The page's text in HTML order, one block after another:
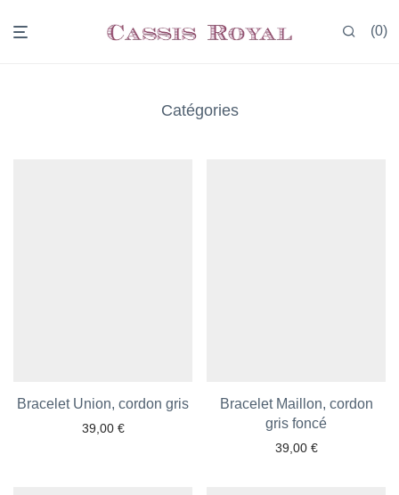
0
Catégories
Bracelet Union, cordon gris
39,00 €
Bracelet Maillon, cordon
gris foncé
39,00 €